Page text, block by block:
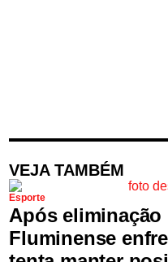
VEJA TAMBÉM
Esporte
Após eliminação
Fluminense